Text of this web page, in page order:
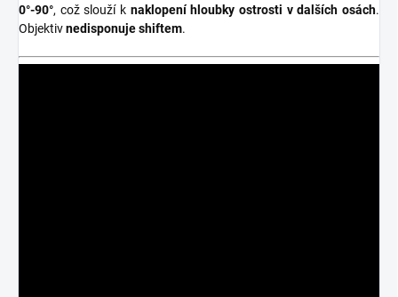
0°-90°, což slouží k naklopení hloubky ostrosti v dalších osách.
Objektivnedisponuje shiftem.